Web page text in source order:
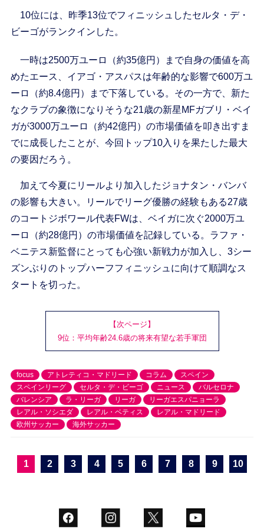
10位には、昨季13位でフィニッシュしたセルタ・デ・
ビーゴがランクインした。
一時は2500万ユーロ（約35億円）まで自身の価値を高
めたエース、イアゴ・アスパスは年齢的な影響で600万ユ
ーロ（約8.4億円）まで下落している。その一方で、新た
なクラブの象徴になりそうな21歳の新星MFガブリ・ベイ
ガが3000万ユーロ（約42億円）の市場価値を叩き出すま
でに成長したことが、今回トップ10入りを果たした最大
の要因だろう。
加えて今夏にリールより加入したジョナタン・バンバ
の影響も大きい。リールでリーグ優勝の経験もある27歳
のコートジボワール代表FWは、ベイガに次ぐ2000万ユ
ーロ（約28億円）の市場価値を記録している。ラファ・
ベニテス新監督にとっても心強い新戦力が加入し、3シー
ズンぶりのトップハーフフィニッシュに向けて順調なス
タートを切った。
【次ページ】
9位：平均年齢24.6歳の将来有望な若手軍団
focus アトレティコ・マドリード コラム
スペイン
スペインリーグ
セルタ・デ・ビーゴ ニュース
バルセロナ
バレンシア
ラ・リーガ リーガ
リーガエスパニョーラ
レアル・ソシエダ
レアル・ベティス
レアル・マドリード
欧州サッカー
海外サッカー
1 2 3 4 5 6 7 8 9 10